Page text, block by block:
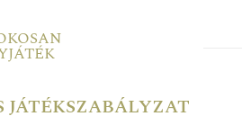
JÁTÉKSZABÁLYZAT